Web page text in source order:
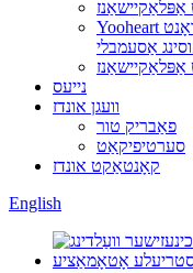
אַפּלאַקיישאַנז
Yooheart ראָבאָט פֿאַר לאָודינג און אַנלאָודינג פון פראָנט
אַסעמבלי
אַפּלאַקיישאַנז
נייעס
וועגן אונדז
פאַבריק טור
סערטיפיקאַט
קאָנטאַקט אונדז
English